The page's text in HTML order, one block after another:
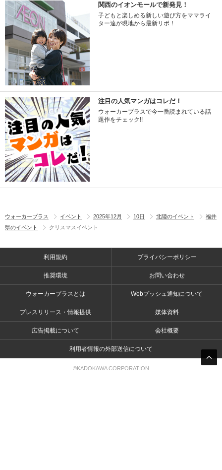
関西のイオンモールで新発見！
子どもと楽しめる新しい遊び方をママライ
ター達が現地から最新リポ！
注目の人気マンガはコレだ！
ウォーカープラスで今一番読まれている話
題作をチェック!!
ウォーカープラス イベント 2025年12月 10日 北陸のイベント
福井
県のイベント
クリスマスイベント
利用規約 プライバシーポリシー
推奨環境 お問い合わせ
ウォーカープラスとは Webプッシュ通知について
プレスリリース・情報提供 媒体資料
広告掲載について 会社概要
利用者情報の外部送信について
©KADOKAWA CORPORATION